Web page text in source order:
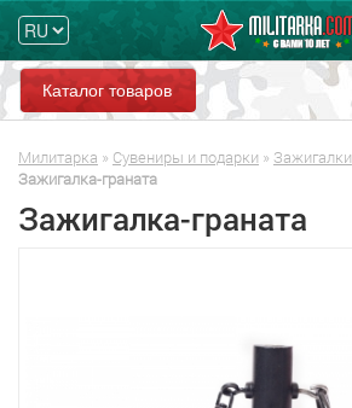
Каталог товаров
Милитарка » Сувениры и подарки » Зажигалки
Зажигалка-граната
Зажигалка-граната